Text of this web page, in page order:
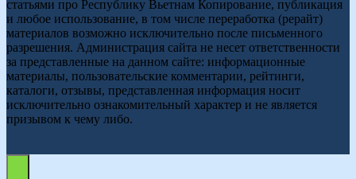
статьями про Республику Вьетнам Копирование, публикация
и любое использование, в том числе переработка (рерайт)
материалов возможно исключительно после письменного
разрешения. Администрация сайта не несет ответственности
за представленные на данном сайте: информационные
материалы, пользовательские комментарии, рейтинги,
каталоги, отзывы, представленная информация носит
исключительно ознакомительный характер и не является
призывом к чему либо.